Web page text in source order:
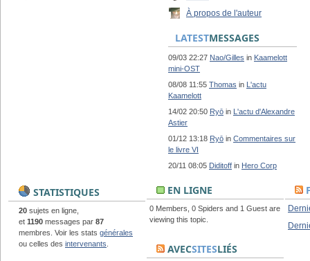
À propos de l'auteur
LATESTMESSAGES
09/03 22:27 Nao/Gilles in Kaamelott
mini-OST
08/08 11:55 Thomas in L'actu
Kaamelott
14/02 20:50 Ryō in L'actu d'Alexandre
Astier
01/12 13:18 Ryō in Commentaires sur
le livre VI
20/11 08:05 Diditoff in Hero Corp
STATISTIQUES
20 sujets en ligne,
et 1190 messages par 87
membres. Voir les stats générales
ou celles des intervenants
EN LIGNE
0 Members, 0 Spiders and 1 Guest are
viewing this topic.
AVECSITESLIÉS